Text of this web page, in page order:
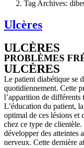
Tag Archives:
Ulcères
ULCÈRES
PROBLÈMES
ULCÈRES
Le patient diabétique se
quotidiennement. Cette
l’apparition de différents
L’éducation du patient,
optimal de ces lésions et
chez ce type de
développer des atteintes
nerveux. Cette dernière